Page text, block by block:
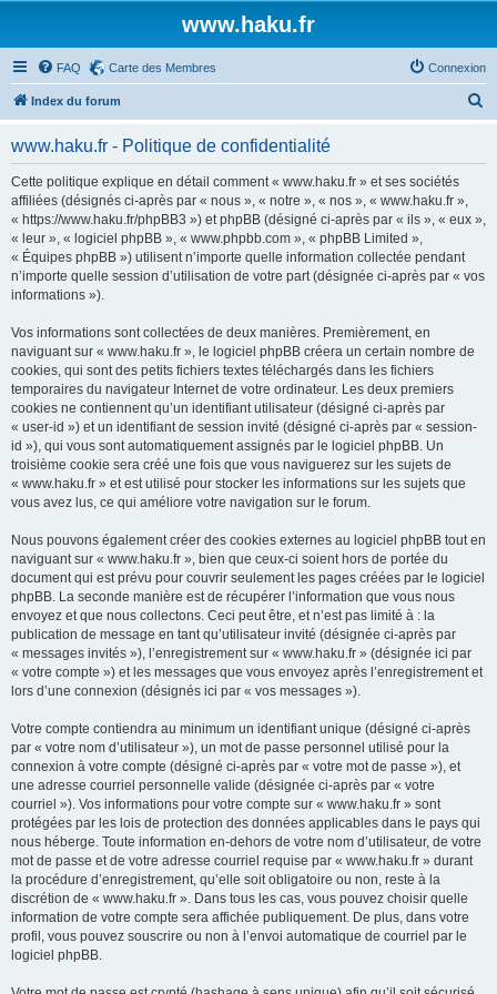
www.haku.fr
FAQ Carte des Membres Connexion
Index du forum
www.haku.fr - Politique de confidentialité
Cette politique explique en détail comment « www.haku.fr » et ses sociétés
affiliées (désignés ci-après par « nous », « notre », « nos », « www.haku.fr »,
« https://www.haku.fr/phpBB3 ») et phpBB (désigné ci-après par « ils », « eux »,
« leur », « logiciel phpBB », « www.phpbb.com », « phpBB Limited »,
« Équipes phpBB ») utilisent n’importe quelle information collectée pendant
n’importe quelle session d’utilisation de votre part (désignée ci-après par « vos
informations »).
Vos informations sont collectées de deux manières. Premièrement, en
naviguant sur « www.haku.fr », le logiciel phpBB créera un certain nombre de
cookies, qui sont des petits fichiers textes téléchargés dans les fichiers
temporaires du navigateur Internet de votre ordinateur. Les deux premiers
cookies ne contiennent qu’un identifiant utilisateur (désigné ci-après par
« user-id ») et un identifiant de session invité (désigné ci-après par « session-
id »), qui vous sont automatiquement assignés par le logiciel phpBB. Un
troisième cookie sera créé une fois que vous naviguerez sur les sujets de
« www.haku.fr » et est utilisé pour stocker les informations sur les sujets que
vous avez lus, ce qui améliore votre navigation sur le forum.
Nous pouvons également créer des cookies externes au logiciel phpBB tout en
naviguant sur « www.haku.fr », bien que ceux-ci soient hors de portée du
document qui est prévu pour couvrir seulement les pages créées par le logiciel
phpBB. La seconde manière est de récupérer l’information que vous nous
envoyez et que nous collectons. Ceci peut être, et n’est pas limité à : la
publication de message en tant qu’utilisateur invité (désignée ci-après par
« messages invités »), l’enregistrement sur « www.haku.fr » (désignée ici par
« votre compte ») et les messages que vous envoyez après l’enregistrement et
lors d’une connexion (désignés ici par « vos messages »).
Votre compte contiendra au minimum un identifiant unique (désigné ci-après
par « votre nom d’utilisateur »), un mot de passe personnel utilisé pour la
connexion à votre compte (désigné ci-après par « votre mot de passe »), et
une adresse courriel personnelle valide (désignée ci-après par « votre
courriel »). Vos informations pour votre compte sur « www.haku.fr » sont
protégées par les lois de protection des données applicables dans le pays qui
nous héberge. Toute information en-dehors de votre nom d’utilisateur, de votre
mot de passe et de votre adresse courriel requise par « www.haku.fr » durant
la procédure d’enregistrement, qu’elle soit obligatoire ou non, reste à la
discrétion de « www.haku.fr ». Dans tous les cas, vous pouvez choisir quelle
information de votre compte sera affichée publiquement. De plus, dans votre
profil, vous pouvez souscrire ou non à l’envoi automatique de courriel par le
logiciel phpBB.